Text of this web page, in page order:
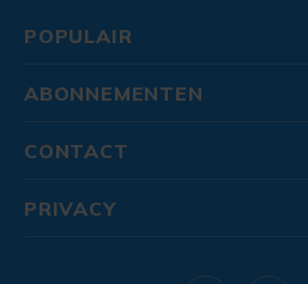
POPULAIR
ABONNEMENTEN
CONTACT
PRIVACY